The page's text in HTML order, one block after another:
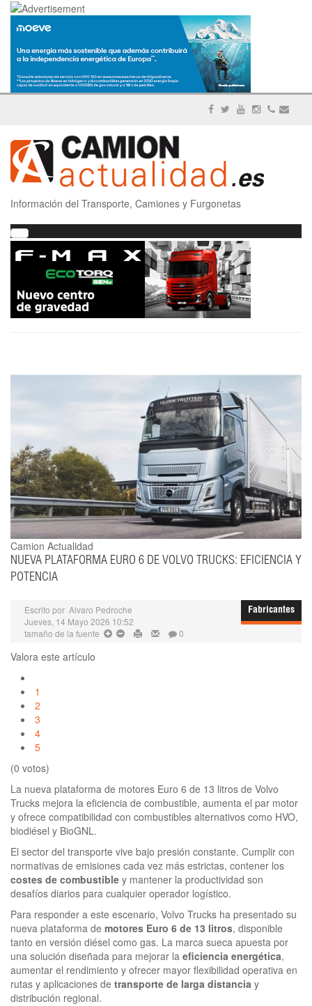
Información del Transporte, Camiones y Furgonetas
Camion Actualidad
NUEVA PLATAFORMA EURO 6 DE VOLVO TRUCKS: EFICIENCIA Y
POTENCIA
Fabricantes
Escrito por Alvaro Pedroche
Jueves, 14 Mayo 2026 10:52
tamaño de la fuente
0
Valora este artículo
1
2
3
4
5
(0 votos)
La nueva plataforma de motores Euro 6 de 13 litros de Volvo
Trucks mejora la eficiencia de combustible, aumenta el par motor
y ofrece compatibilidad con combustibles alternativos como HVO,
biodiésel y BioGNL.
El sector del transporte vive bajo presión constante. Cumplir con
normativas de emisiones cada vez más estrictas, contener los
costes de combustible y mantener la productividad son
desafíos diarios para cualquier operador logístico.
Para responder a este escenario, Volvo Trucks ha presentado su
nueva plataforma de motores Euro 6 de 13 litros, disponible
tanto en versión diésel como gas. La marca sueca apuesta por
una solución diseñada para mejorar la eficiencia energética,
aumentar el rendimiento y ofrecer mayor flexibilidad operativa en
rutas y aplicaciones de transporte de larga distancia y
distribución regional.